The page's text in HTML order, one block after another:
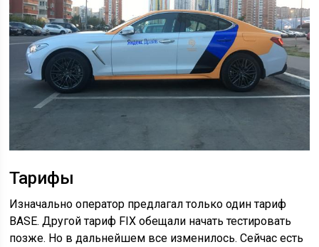
Тарифы
Изначально оператор предлагал только один тариф
BASE. Другой тариф FIX обещали начать тестировать
позже. Но в дальнейшем все изменилось. Сейчас есть